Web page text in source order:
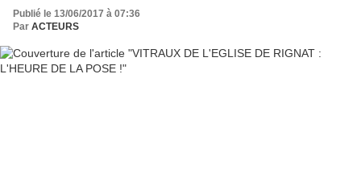
Publié le 13/06/2017 à 07:36
Par ACTEURS